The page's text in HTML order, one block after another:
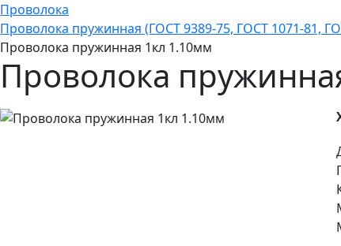
Проволока
Проволока пружинная (ГОСТ 9389-75, ГОСТ 1071-81,
Проволока пружинная 1кл 1.10мм
Проволока